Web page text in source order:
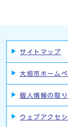
サイトマップ
大垣市ホーム
個人情報の取
ウェブアクセ